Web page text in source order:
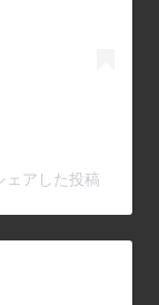
ェアした投稿